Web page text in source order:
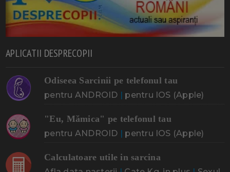
APLICATII DESPRECOPII
Odiseea Sarcinii pe telefonul tau
pentru ANDROID | pentru IOS (Apple)
"Eu, Mămica" pe telefonul tau
pentru ANDROID | pentru IOS (Apple)
Calculatoare utile in sarcina